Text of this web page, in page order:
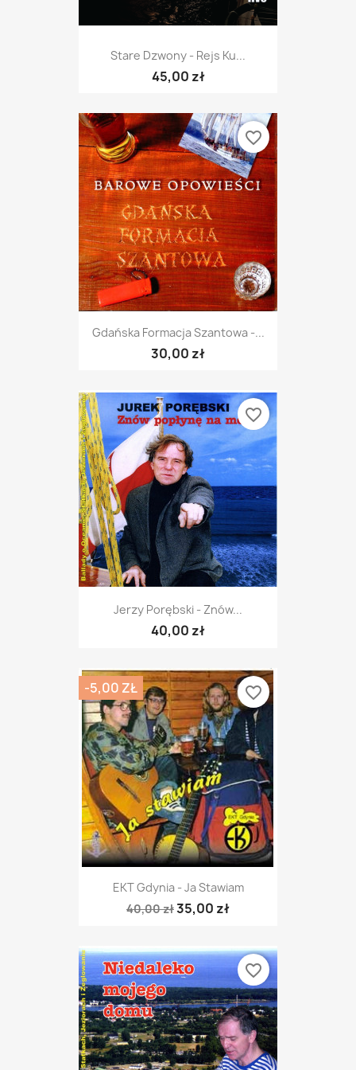
Stare Dzwony - Rejs Ku...
45,00 zł
Gdańska Formacja Szantowa -...
30,00 zł
favorite_border
Jerzy Porębski - Znów...
40,00 zł
favorite_border
EKT Gdynia - Ja Stawiam
40,00 zł35,00 zł
-5,00 ZŁ favorite_border
favorite_border